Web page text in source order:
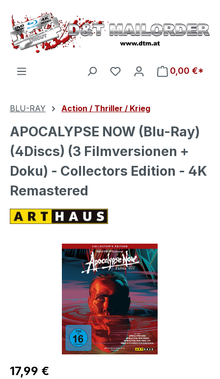
Zum Hauptinhalt springen
Du hast 0 Produkte auf
0,00 €*
BLU-RAY Action / Thriller / Krieg
APOCALYPSE NOW (Blu-Ray)
(4Discs) (3 Filmversionen +
Doku) - Collectors Edition - 4K
Remastered
Bildergalerie überspringen
Regulärer Preis:
17,99 €